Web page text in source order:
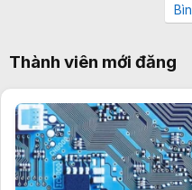
Thành viên mới đăng